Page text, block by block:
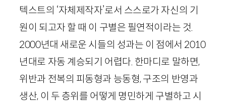
텍스트의 ‘자체제작자’로서 스스로가 자신의 기
원이 되고자 할 때 이 구별은 필연적이라는 것.
2000년대 새로운 시들의 성과는 이 점에서 2010
년대로 자동 계승되기 어렵다. 한마디로 말하면,
위반과 전복의 피동형과 능동형, 구조의 반영과
생산, 이 두 층위를 어떻게 명민하게 구별하고 시